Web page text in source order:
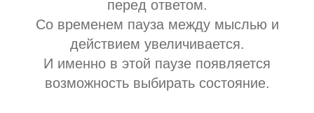
перед ответом.
Со временем пауза между мыслью и
действием увеличивается.
И именно в этой паузе появляется
возможность выбирать состояние.